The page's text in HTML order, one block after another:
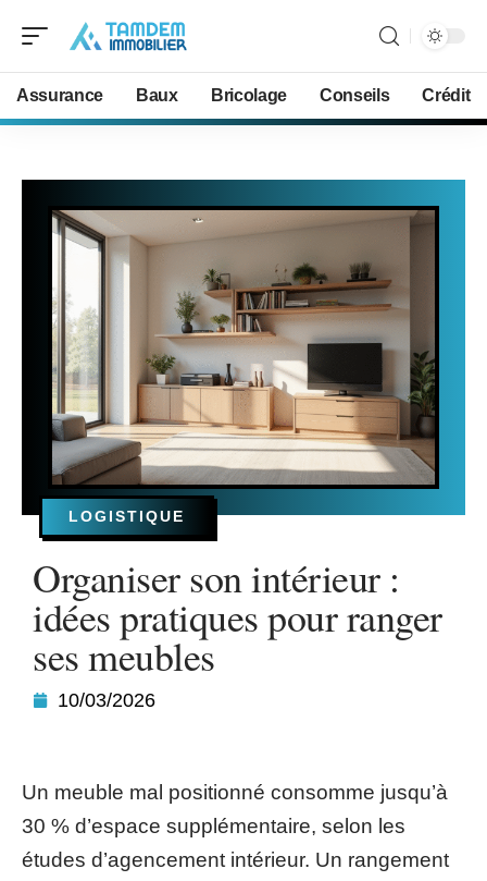
Assurance Baux Bricolage Conseils Crédit
LOGISTIQUE
Organiser son intérieur :
idées pratiques pour ranger
ses meubles
10/03/2026
Un meuble mal positionné consomme jusqu’à
30 % d’espace supplémentaire, selon les
études d’agencement intérieur. Un rangement